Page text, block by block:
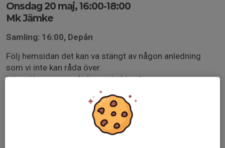
Onsdag 20 maj, 16:00-18:00
Mk Jämke
Samling: 16:00, Depån
Följ hemsidan det kan va stängt av någon anledning
som vi inte kan råda över.
https://www.svenskalag.se/mkjamke
Man kan lättast se om någon har bokat sig som banvärd
genom att klicka på den externa länken.
mk.jamke.nu/banvardskoll/